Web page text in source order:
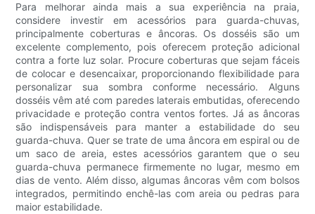
Para melhorar ainda mais a sua experiência na praia,
considere investir em acessórios para guarda-chuvas,
principalmente coberturas e âncoras. Os dosséis são um
excelente complemento, pois oferecem proteção adicional
contra a forte luz solar. Procure coberturas que sejam fáceis
de colocar e desencaixar, proporcionando flexibilidade para
personalizar sua sombra conforme necessário. Alguns
dosséis vêm até com paredes laterais embutidas, oferecendo
privacidade e proteção contra ventos fortes. Já as âncoras
são indispensáveis ​​para manter a estabilidade do seu
guarda-chuva. Quer se trate de uma âncora em espiral ou de
um saco de areia, estes acessórios garantem que o seu
guarda-chuva permanece firmemente no lugar, mesmo em
dias de vento. Além disso, algumas âncoras vêm com bolsos
integrados, permitindo enchê-las com areia ou pedras para
maior estabilidade.